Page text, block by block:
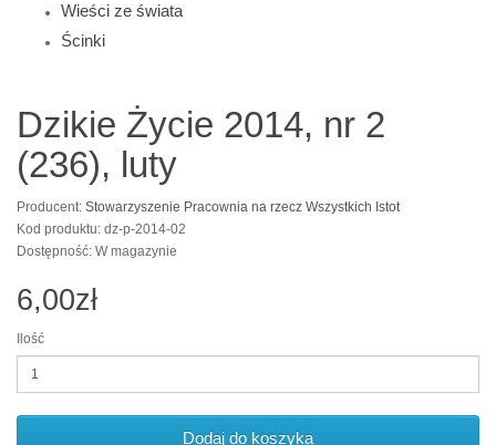
Wieści ze świata
Ścinki
Dzikie Życie 2014, nr 2
(236), luty
Producent: Stowarzyszenie Pracownia na rzecz Wszystkich Istot
Kod produktu: dz-p-2014-02
Dostępność: W magazynie
6,00zł
Ilość
Dodaj do koszyka